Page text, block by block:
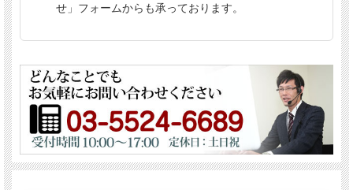
せ」フォームからも承っております。